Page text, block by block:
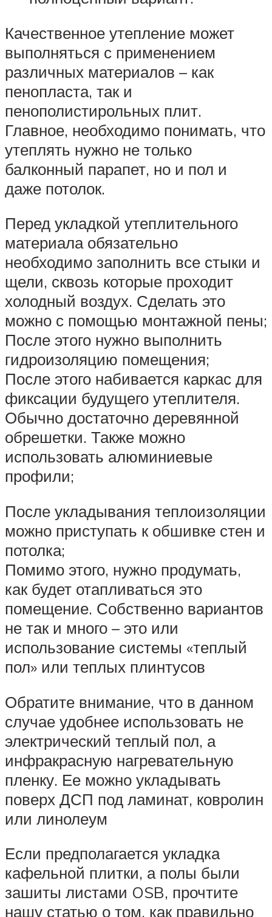
Качественное утепление может
выполняться с применением
различных материалов – как
пенопласта, так и
пенополистирольных плит.
Главное, необходимо понимать, что
утеплять нужно не только
балконный парапет, но и пол и
даже потолок.
Перед укладкой утеплительного
материала обязательно
необходимо заполнить все стыки и
щели, сквозь которые проходит
холодный воздух. Сделать это
можно с помощью монтажной пены;
После этого нужно выполнить
гидроизоляцию помещения;
После этого набивается каркас для
фиксации будущего утеплителя.
Обычно достаточно деревянной
обрешетки. Также можно
использовать алюминиевые
профили;
После укладывания теплоизоляции
можно приступать к обшивке стен и
потолка;
Помимо этого, нужно продумать,
как будет отапливаться это
помещение. Собственно вариантов
не так и много – это или
использование системы «теплый
пол» или теплых плинтусов
Обратите внимание, что в данном
случае удобнее использовать не
электрический теплый пол, а
инфракрасную нагревательную
пленку. Ее можно укладывать
поверх ДСП под ламинат, ковролин
или линолеум
Если предполагается укладка
кафельной плитки, а полы были
зашиты листами OSB, прочтите
нашу статью о том, как правильно